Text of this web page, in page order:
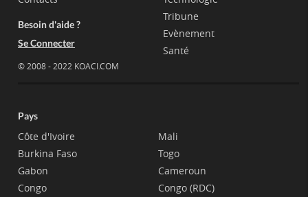
Besoin d'aide ?
Se Connecter
© 2008 - 2022 KOACI.COM
Tribune
Evènement
Santé
Pays
Côte d'Ivoire
Burkina Faso
Gabon
Congo
Mali
Togo
Cameroun
Congo (RDC)